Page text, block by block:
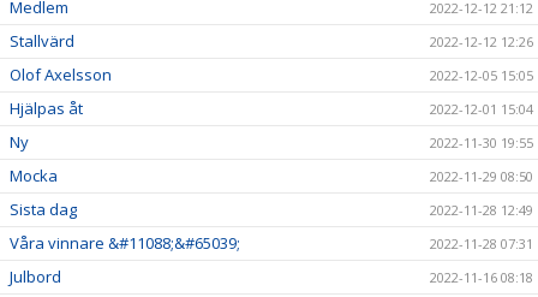
Medlem 2022-12-12 21:12
Stallvärd 2022-12-12 12:26
Olof Axelsson 2022-12-05 15:05
Hjälpas åt 2022-12-01 15:04
Ny 2022-11-30 19:55
Mocka 2022-11-29 08:50
Sista dag 2022-11-28 12:49
Våra vinnare &#11088;&#65039; 2022-11-28 07:31
Julbord 2022-11-16 08:18